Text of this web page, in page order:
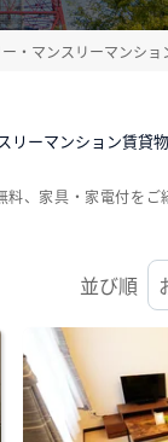
・マンスリーマンショ
リーマンション賃貸
並び順
、家具・家電付をご